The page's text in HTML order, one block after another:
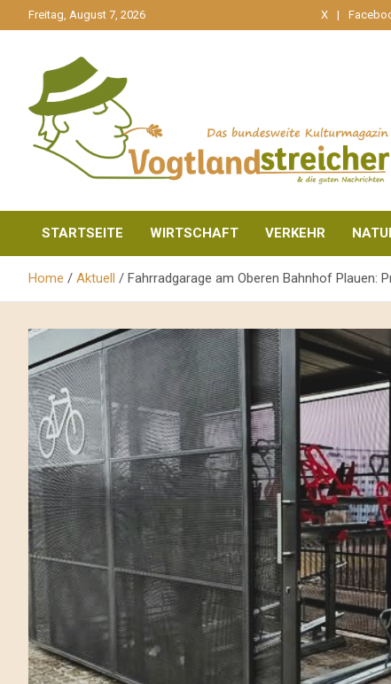
zum
Freitag, August 7, 2026 X
Vogtlandstreicher
STARTSEITE WIRTSCHAFT VERKEHR
Home Aktuell Fahrradgarage am Oberen Bahnhof Plauen: